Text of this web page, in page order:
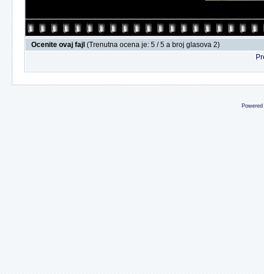
Ocenite ovaj fajl (Trenutna ocena je: 5 / 5 a broj glasova 2)